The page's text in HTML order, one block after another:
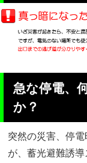
急な停電、
か？
突然の災害、停
が、蓄光避難誘導